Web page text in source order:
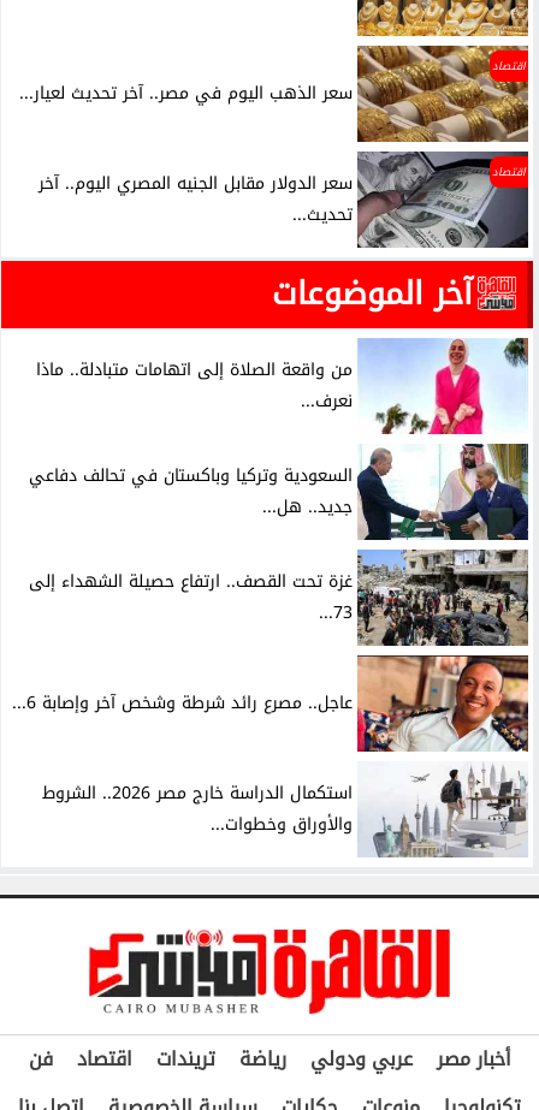
اقتصاد
سعر الذهب اليوم في مصر.. آخر تحديث لعيار...
اقتصاد
سعر الدولار مقابل الجنيه المصري اليوم.. آخر
تحديث...
آخر الموضوعات
من واقعة الصلاة إلى اتهامات متبادلة.. ماذا
نعرف...
السعودية وتركيا وباكستان في تحالف دفاعي
جديد.. هل...
غزة تحت القصف.. ارتفاع حصيلة الشهداء إلى
73...
عاجل.. مصرع رائد شرطة وشخص آخر وإصابة 6...
استكمال الدراسة خارج مصر 2026.. الشروط
والأوراق وخطوات...
أخبار مصر عربي ودولي رياضة تريندات اقتصاد
فن